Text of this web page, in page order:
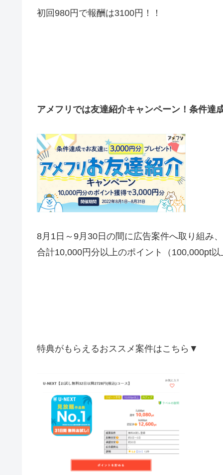
初回980円で報酬は3100円！！
アメフリでは友達紹介キャンペーン！条件達
8月1日～9月30日の間に広告案件へ取り組み、
合計10,000円分以上のポイント（100,000pt
特典がもらえるおススメ案件はこちら▼